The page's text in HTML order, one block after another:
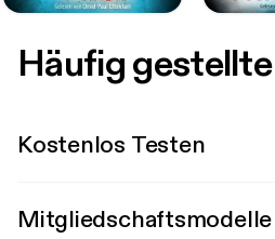
Häufig
Kostenlos Testen
Mitgliedschaftsmodelle